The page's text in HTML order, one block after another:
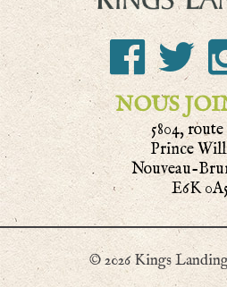
NOUS
5804, route
Prince
Nouveau-
E6K
© 2026 Kings